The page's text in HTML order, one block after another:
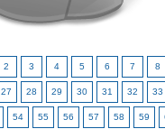
2 3 4 5 6 7 8
27 28 29 30 31 32 33
54 55 56 57 58 59